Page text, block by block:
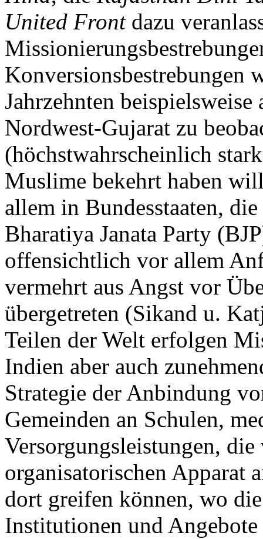
United Frontdazu
Konversionsbestrebungen
Jahrzehnten
Nordwest-Gujarat zu
(höchstwahrscheinlich
Muslime bekehrt haben
allem in Bundesstaaten,
Bharatiya Janata Party
offensichtlich vor allem
vermehrt aus Angst vor
übergetreten (Sikand u.
Teilen der Welt erfolgen
Indien aber auch
Strategie der Anbindung
Gemeinden an Schulen,
Versorgungsleistungen,
organisatorischen Apparat
dort greifen können, wo
Institutionen und